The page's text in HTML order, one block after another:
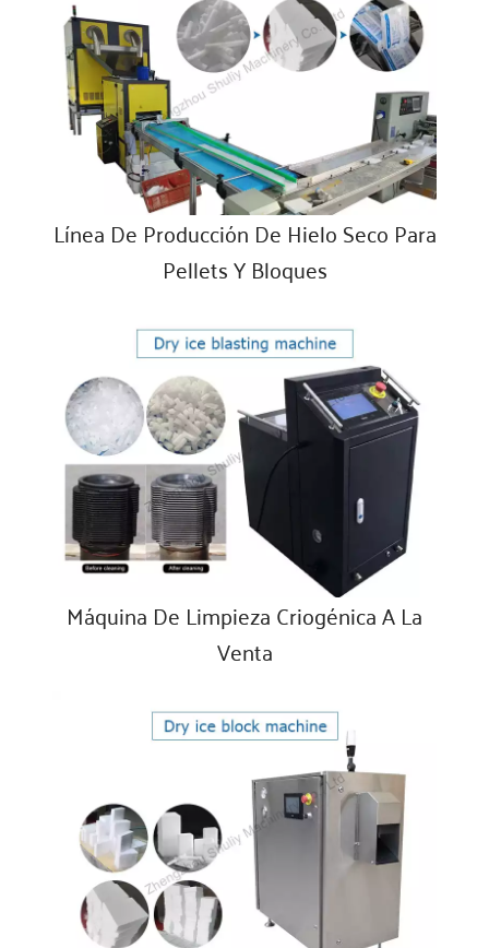
Línea De Producción De Hielo Seco Para
Pellets Y Bloques
Máquina De Limpieza Criogénica A La
Venta